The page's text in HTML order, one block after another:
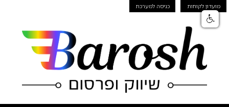
מועדון לקוחות כניסה למערכת